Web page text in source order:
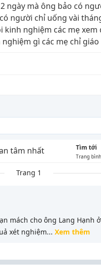
ngày mà ông bảo có
người chỉ uống vài
kinh nghiệm các mẹ
gì các mẹ chỉ
tâm nhất Tìm tới
Trang
Trang 1
mách cho ông Lang Hạnh
xét nghiệm... Xem thêm